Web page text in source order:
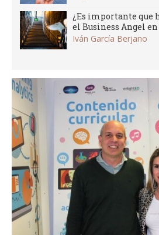
¿Es importante que
el Business Angel en
Iván García Berjano